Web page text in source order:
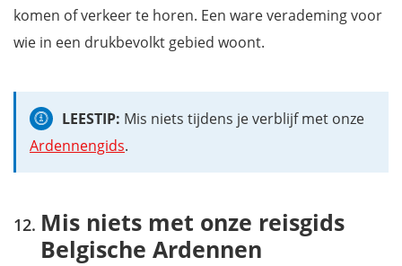
komen of verkeer te horen. Een ware verademing voor
wie in een drukbevolkt gebied woont.
LEESTIP: Mis niets tijdens je verblijf met onze
Ardennengids.
Mis niets met onze reisgids
Belgische Ardennen